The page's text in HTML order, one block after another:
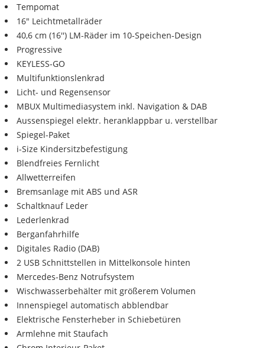
Tempomat
16" Leichtmetallräder
40,6 cm (16'') LM-Räder im 10-Speichen-Design
Progressive
KEYLESS-GO
Multifunktionslenkrad
Licht- und Regensensor
MBUX Multimediasystem inkl. Navigation & DAB
Aussenspiegel elektr. heranklappbar u. verstellbar
Spiegel-Paket
i-Size Kindersitzbefestigung
Blendfreies Fernlicht
Allwetterreifen
Bremsanlage mit ABS und ASR
Schaltknauf Leder
Lederlenkrad
Berganfahrhilfe
Digitales Radio (DAB)
2 USB Schnittstellen in Mittelkonsole hinten
Mercedes-Benz Notrufsystem
Wischwasserbehälter mit größerem Volumen
Innenspiegel automatisch abblendbar
Elektrische Fensterheber in Schiebetüren
Armlehne mit Staufach